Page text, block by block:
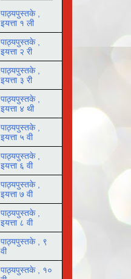
पाठ्यपुस्तके ,
इयत्ता १ ली
पाठ्यपुस्तके ,
इयत्ता २ री
पाठ्यपुस्तके ,
इयत्ता ३ री
पाठ्यपुस्तके ,
इयत्ता ४ थी
पाठ्यपुस्तके ,
इयत्ता ५ वी
पाठ्यपुस्तके ,
इयत्ता ६ वी
पाठ्यपुस्तके ,
इयत्ता ७ वी
पाठ्यपुस्तके ,
इयत्ता ८ वी
पाठ्यपुस्तके , ९
वी
पाठ्यपुस्तके , १०